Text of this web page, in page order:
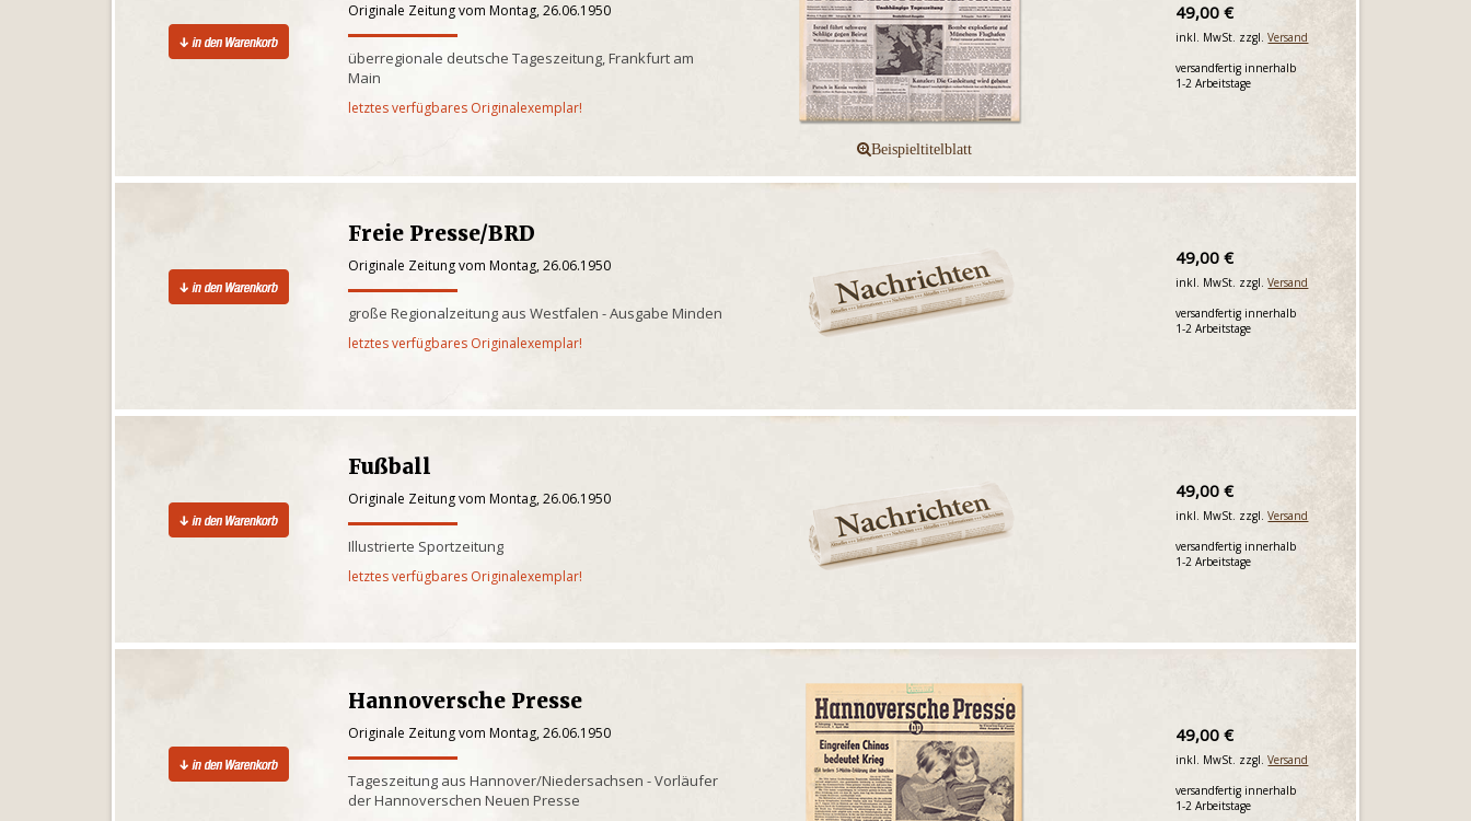
Originale Zeitung vom Montag, 26.06.1950
überregionale deutsche Tageszeitung, Frankfurt am
Main
letztes verfügbares Originalexemplar!
49,00 €
inkl. MwSt. zzgl.Versand
versandfertig innerhalb
1-2 Arbeitstage
Freie Presse/BRD
Originale Zeitung vom Montag, 26.06.1950
große Regionalzeitung aus Westfalen - Ausgabe Minden
letztes verfügbares Originalexemplar!
49,00 €
inkl. MwSt. zzgl.Versand
versandfertig innerhalb
1-2 Arbeitstage
Fußball
Originale Zeitung vom Montag, 26.06.1950
Illustrierte Sportzeitung
letztes verfügbares Originalexemplar!
49,00 €
inkl. MwSt. zzgl.Versand
versandfertig innerhalb
1-2 Arbeitstage
Hannoversche Presse
Originale Zeitung vom Montag, 26.06.1950
Tageszeitung aus Hannover/Niedersachsen - Vorläufer
der Hannoverschen Neuen Presse
49,00 €
inkl. MwSt. zzgl.Versand
versandfertig innerhalb
1-2 Arbeitstage